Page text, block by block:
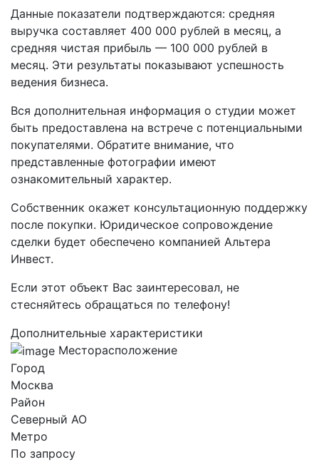
Данные показатели подтверждаются: средняя
выручка составляет 400 000 рублей в месяц, а
средняя чистая прибыль — 100 000 рублей в
месяц. Эти результаты показывают успешность
ведения бизнеса.
Вся дополнительная информация о студии может
быть предоставлена на встрече с потенциальными
покупателями. Обратите внимание, что
представленные фотографии имеют
ознакомительный характер.
Собственник окажет консультационную поддержку
после покупки. Юридическое сопровождение
сделки будет обеспечено компанией Альтера
Инвест.
Если этот объект Вас заинтересовал, не
стесняйтесь обращаться по телефону!
Дополнительные характеристики
Месторасположение
Город
Москва
Район
Северный AO
Метро
По запросу